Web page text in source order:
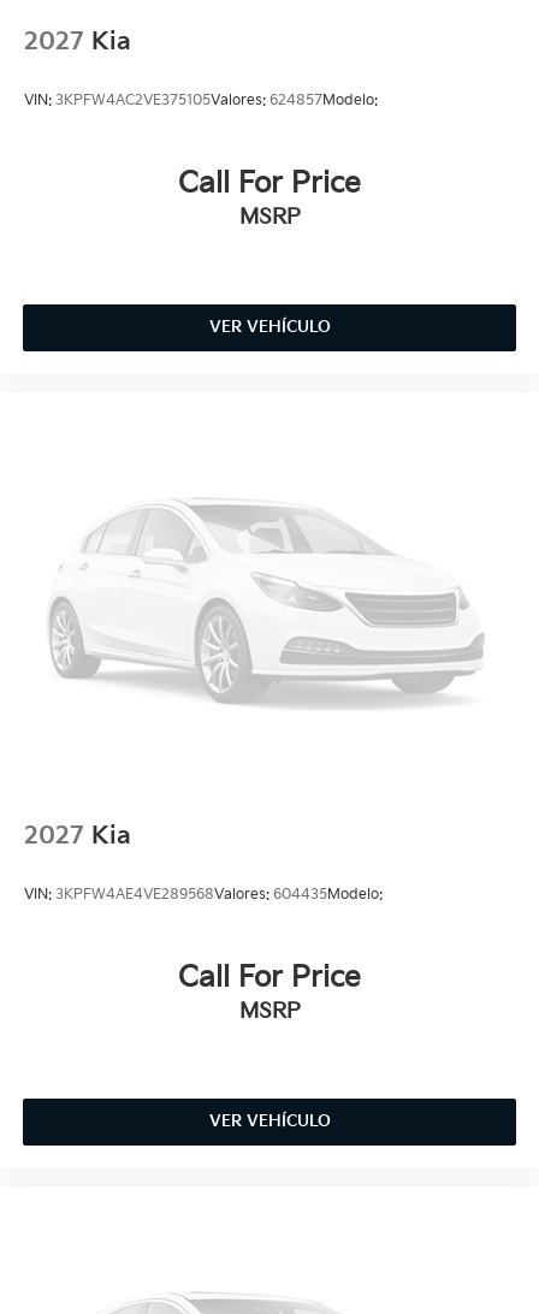
2027 Kia
VIN: 3KPFW4AC2VE375105Valores: 624857Modelo:
Call For Price
MSRP
VER VEHÍCULO
2027 Kia
VIN: 3KPFW4AE4VE289568Valores: 604435Modelo:
Call For Price
MSRP
VER VEHÍCULO